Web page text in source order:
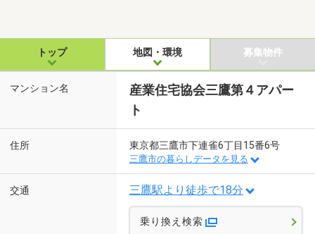
トップ 地図・環境 募集物件
マンション名
産業住宅協会三鷹第４アパー
ト
住所 東京都三鷹市下連雀6丁目15番6号
三鷹市の暮らしデータを見る
交通 三鷹駅より徒歩で18分
乗り換え検索